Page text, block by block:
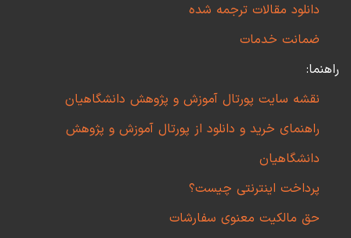
دانلود مقالات ترجمه شده
ضمانت خدمات
راهنما:
نقشه سایت پورتال آموزش و پژوهش دانشگاهیان
راهنمای خرید و دانلود از پورتال آموزش و پژوهش
دانشگاهیان
پرداخت اینترنتی چیست؟
حق مالکیت معنوی سفارشات